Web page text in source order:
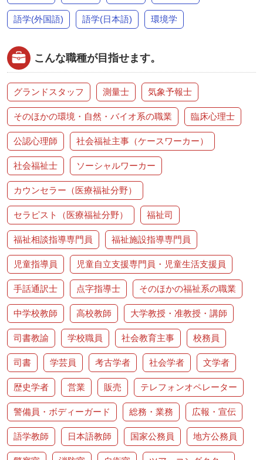
語学(外国語) 語学(日本語) 環境学
こんな職種が目指せます。
グランドスタッフ 測量士 気象予報士
そのほかの環境・自然・バイオ系の職業 臨床心理士
公認心理師 社会福祉主事（ケースワーカー）
社会福祉士 ソーシャルワーカー
カウンセラー（医療福祉分野）
セラピスト（医療福祉分野） 福祉司
福祉相談指導専門員 福祉施設指導専門員
児童指導員 児童自立支援専門員・児童生活支援員
手話通訳士 点字指導士 そのほかの福祉系の職業
中学校教師 高校教師 大学教授・准教授・講師
司書教諭 学校職員 社会教育主事 校務員
司書 学芸員 考古学者 社会学者 文学者
歴史学者 営業 販売 テレフォンオペレーター
警備員・ボディーガード 総務・業務 広報・宣伝
語学教師 日本語教師 国家公務員 地方公務員